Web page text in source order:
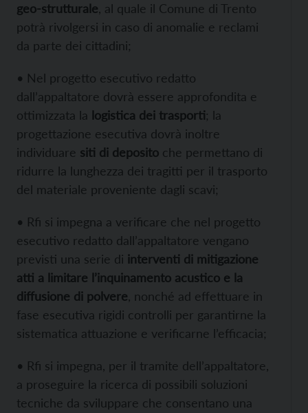
geo-strutturale, al quale il Comune di Trento
potrà rivolgersi in caso di anomalie e reclami
da parte dei cittadini;
• Nel progetto esecutivo redatto
dall’appaltatore dovrà essere approfondita e
ottimizzata la logistica dei trasporti; la
progettazione esecutiva dovrà inoltre
individuare siti di deposito che permettano di
ridurre la lunghezza dei tragitti per il trasporto
del materiale proveniente dagli scavi;
• Rfi si impegna a verificare che nel progetto
esecutivo redatto dall’appaltatore vengano
previsti una serie di interventi di mitigazione
atti a limitare l’inquinamento acustico e la
diffusione di polvere, nonché ad effettuare in
fase esecutiva rigidi controlli per garantirne la
sistematica attuazione e verificarne l’efficacia;
• Rfi si impegna, per il tramite dell’appaltatore,
a proseguire la ricerca di possibili soluzioni
tecniche da sviluppare che consentano una